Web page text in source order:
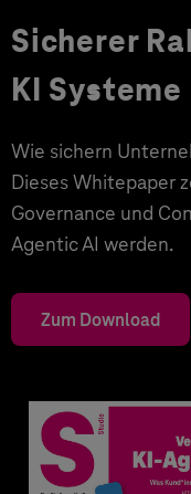
Sicherer
KI Systeme
Wie sichern
Dieses Whitepaper
Governance und
Agentic AI werden.
Zum Download